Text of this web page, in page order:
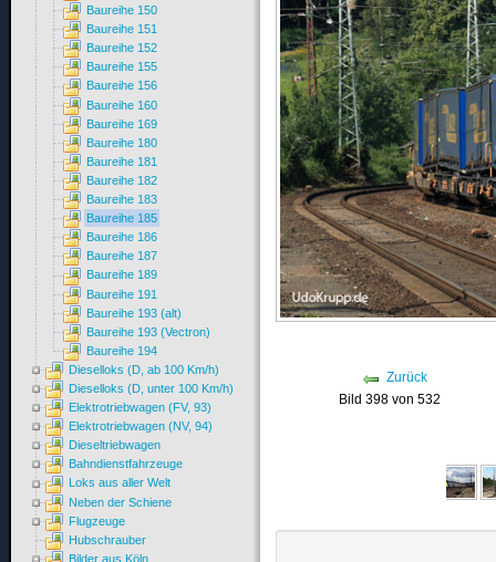
Zurück
Bild 398 von 532
Baureihe 150
Baureihe 151
Baureihe 152
Baureihe 155
Baureihe 156
Baureihe 160
Baureihe 169
Baureihe 180
Baureihe 181
Baureihe 182
Baureihe 183
Baureihe 185
Baureihe 186
Baureihe 187
Baureihe 189
Baureihe 191
Baureihe 193 (alt)
Baureihe 193 (Vectron)
Baureihe 194
Dieselloks (D, ab 100 Km/h)
Dieselloks (D, unter 100 Km/h)
Elektrotriebwagen (FV, 93)
Elektrotriebwagen (NV, 94)
Dieseltriebwagen
Bahndienstfahrzeuge
Loks aus aller Welt
Neben der Schiene
Flugzeuge
Hubschrauber
Bilder aus Köln